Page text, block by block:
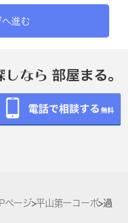
進む
ページ>平山第一コーポ>過